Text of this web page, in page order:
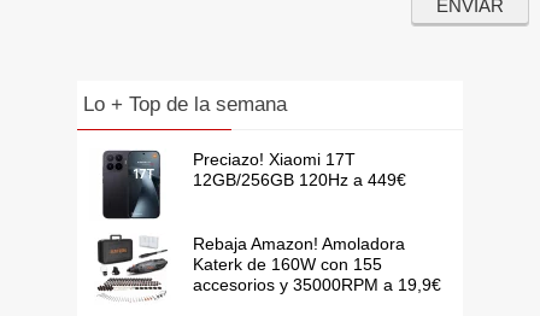
Lo + Top de la semana
Preciazo! Xiaomi 17T
12GB/256GB 120Hz a 449€
Rebaja Amazon! Amoladora
Katerk de 160W con 155
accesorios y 35000RPM a 19,9€